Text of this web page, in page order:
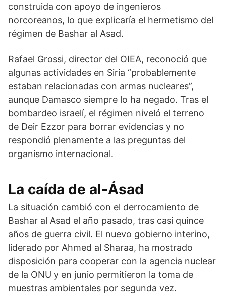
construida con apoyo de ingenieros
norcoreanos, lo que explicaría el hermetismo del
régimen de Bashar al Asad.
Rafael Grossi, director del OIEA, reconoció que
algunas actividades en Siria “probablemente
estaban relacionadas con armas nucleares”,
aunque Damasco siempre lo ha negado. Tras el
bombardeo israelí, el régimen niveló el terreno
de Deir Ezzor para borrar evidencias y no
respondió plenamente a las preguntas del
organismo internacional.
La caída de al-Ásad
La situación cambió con el derrocamiento de
Bashar al Asad el año pasado, tras casi quince
años de guerra civil. El nuevo gobierno interino,
liderado por Ahmed al Sharaa, ha mostrado
disposición para cooperar con la agencia nuclear
de la ONU y en junio permitieron la toma de
muestras ambientales por segunda vez.